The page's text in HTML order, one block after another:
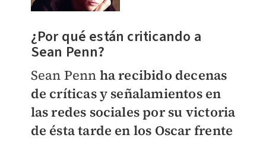
¿Por qué están criticando a
Sean Penn?
Sean Penn ha recibido decenas
de críticas y señalamientos en
las redes sociales por su victoria
de ésta tarde en los Oscar frente